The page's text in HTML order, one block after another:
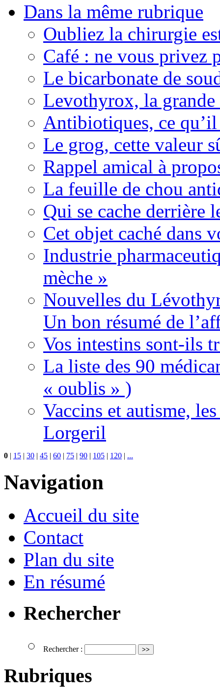
Dans la même rubrique
Oubliez la chirurgie
Café : ne vous privez
Le bicarbonate de
Levothyrox, la
Antibiotiques, ce
Le grog, cette valeur
Rappel amical à
La feuille de chou
Qui se cache derrière
Cet objet caché dans
Industrie
mèche »
Nouvelles du
Un bon résumé de
Vos intestins sont-ils
La liste des 90
« oublis » )
Vaccins et autisme,
Lorgeril
0 | 15 | 30 | 45 | 60 | 75 | 90 | 105 | 120 | ...
Navigation
Accueil du site
Contact
Plan du site
En résumé
Rechercher
Rechercher :
Rubriques